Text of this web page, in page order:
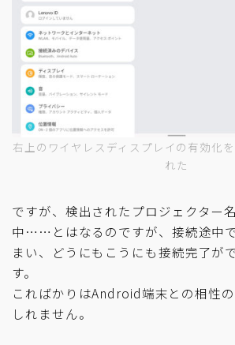
右上のワイヤレスディスプレイの有効化
れた
ですが、検出されたプロジェクター
中……とはなるのですが、接続途中
まい、どうにもこうにも接続完了が
す。
こればかりはAndroid端末との相性
しれません。